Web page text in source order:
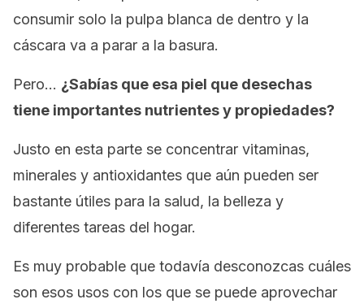
consumir solo la pulpa blanca de dentro y la
cáscara va a parar a la basura.
Pero… ¿Sabías que esa piel que desechas
tiene importantes nutrientes y propiedades?
Justo en esta parte se concentrar vitaminas,
minerales y antioxidantes que aún pueden ser
bastante útiles para la salud, la belleza y
diferentes tareas del hogar.
Es muy probable que todavía desconozcas cuáles
son esos usos con los que se puede aprovechar